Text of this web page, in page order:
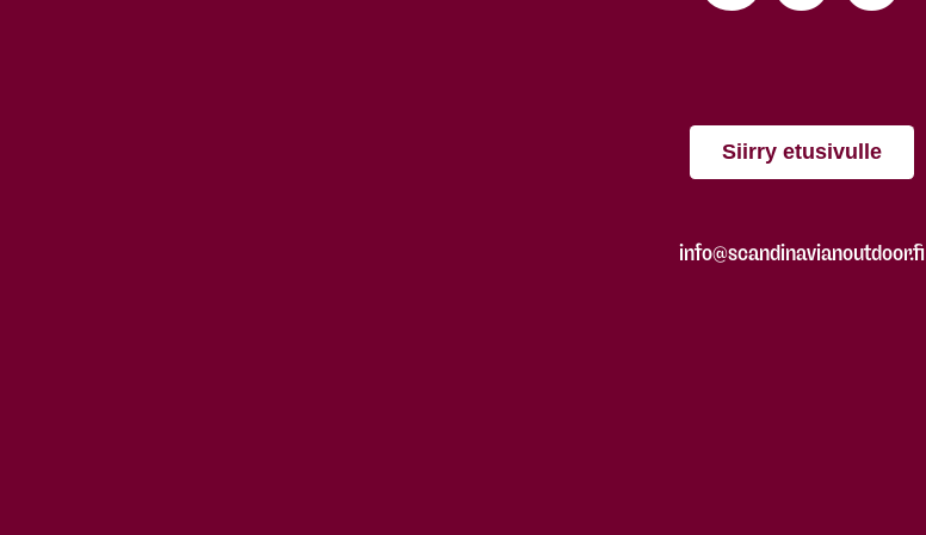
Siirry etusivulle
info@scandinavianoutdoor.fi